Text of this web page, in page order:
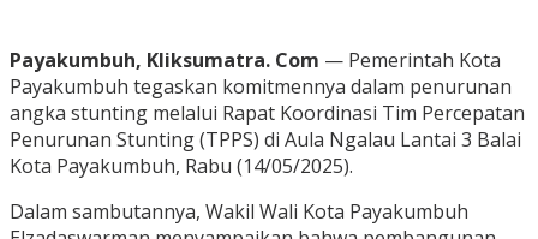
Payakumbuh, Kliksumatra. Com — Pemerintah Kota
Payakumbuh tegaskan komitmennya dalam penurunan
angka stunting melalui Rapat Koordinasi Tim Percepatan
Penurunan Stunting (TPPS) di Aula Ngalau Lantai 3 Balai
Kota Payakumbuh, Rabu (14/05/2025).
Dalam sambutannya, Wakil Wali Kota Payakumbuh